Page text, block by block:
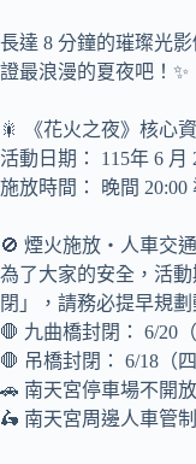
長達 8 分鐘的璀璨光
證最浪漫的夏夜吧！✨
🎇 《花火之夜》核心
活動日期： 115年 6 月
施放時間： 晚間 20:00
🚫 煙火施放・人車交
為了大家的安全，活
閉」，請務必提早規劃
🛑 九曲橋封閉： 6/20
🛑 吊橋封閉： 6/18（
🚗 南天宮停車場不開
🛵 南天宮周邊人車管